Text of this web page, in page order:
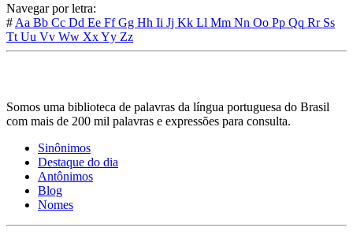
Navegar por letra:
# Aa Bb Cc Dd Ee FfGg Hh Ii Jj Kk Ll Mm Nn Oo Pp Qq Rr Ss
Tt Uu Vv Ww XxYy Zz
Somos uma biblioteca de palavras da língua portuguesa do Brasil
com mais de 200 mil palavras e expressões para consulta.
Sinônimos
Destaque do dia
Antônimos
Blog
Nomes